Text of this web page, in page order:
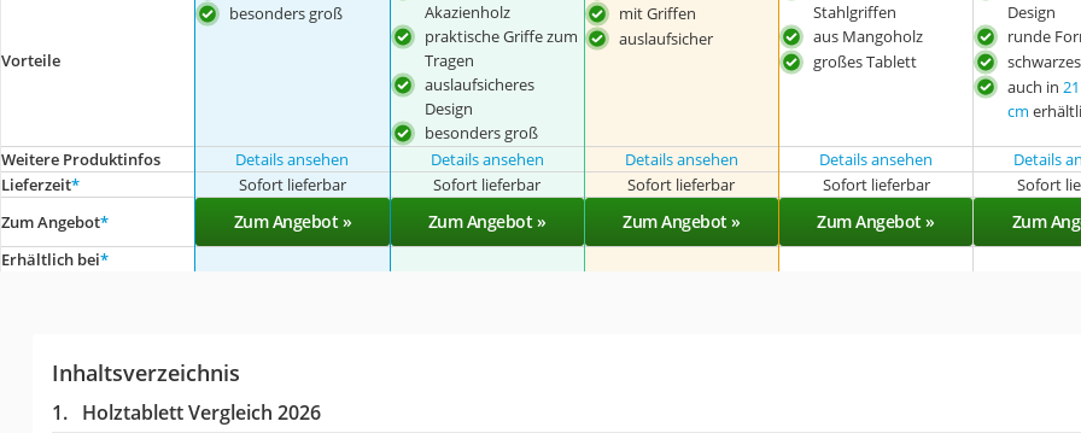
Vorteile
besonders groß
Akazienholz
praktische Griffe zum
Tragen
auslaufsicheres
Design
besonders groß
mit Griffen
auslaufsicher
Stahlgriffen
aus Mangoholz
großes Tablett
Design
runde
auch in
cm
Weitere Produktinfos Details ansehen Details ansehen Details ansehen Details ansehen Details
Lieferzeit* Sofort lieferbar Sofort lieferbar Sofort lieferbar Sofort lieferbar Sofort
Zum Angebot* Zum Angebot » Zum Angebot » Zum Angebot » Zum Angebot » Zum
Erhältlich bei*
Inhaltsverzeichnis
Holztablett Vergleich 2026